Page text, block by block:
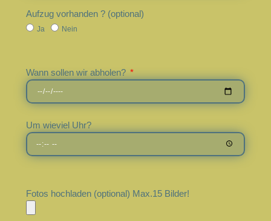
Aufzug vorhanden ? (optional)
Ja Nein
Wann sollen wir abholen?
Um wieviel Uhr?
Fotos hochladen (optional) Max.15 Bilder!